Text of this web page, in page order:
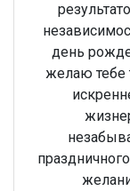
день
желаю тебе